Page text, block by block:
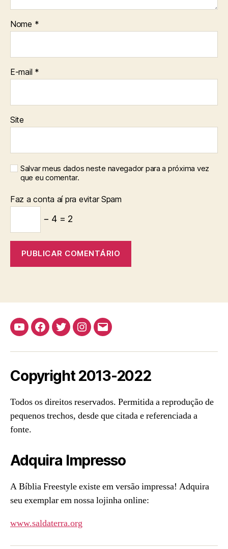
Nome *
E-mail *
Site
Salvar meus dados neste navegador para a próxima vez
que eu comentar.
Faz a conta aí pra evitar Spam
− 4 = 2
YoutubeFacebook
TwitterInstagram
E-
Copyright 2013-2022
Todos os direitos reservados. Permitida a reprodução de
pequenos trechos, desde que citada e referenciada a
fonte.
Adquira Impresso
A Bíblia Freestyle existe em versão impressa! Adquira
seu exemplar em nossa lojinha online:
www.saldaterra.org